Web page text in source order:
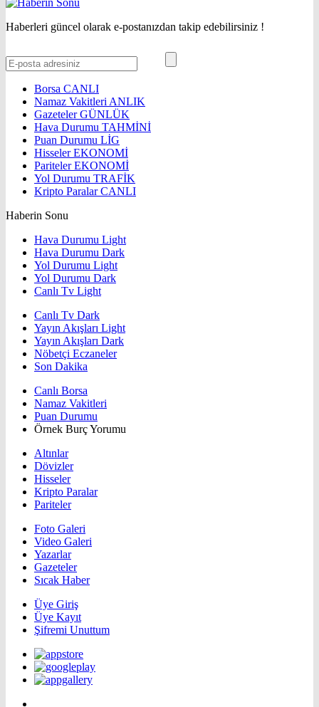
Haberleri güncel olarak e-postanızdan takip edebilirsiniz !
Borsa CANLI
Namaz Vakitleri ANLIK
GazetelerGÜNLÜK
Hava Durumu TAHMİNİ
Puan Durumu LİG
HisselerEKONOMİ
ParitelerEKONOMİ
Yol Durumu TRAFİK
Kripto ParalarCANLI
Haberin Sonu
Hava Durumu Light
Hava Durumu Dark
Yol Durumu Light
Yol Durumu Dark
Canlı Tv Light
Canlı Tv Dark
Yayın Akışları Light
Yayın Akışları Dark
Nöbetçi Eczaneler
Son Dakika
Canlı Borsa
Namaz Vakitleri
Puan Durumu
Örnek Burç Yorumu
Altınlar
Dövizler
Hisseler
Kripto Paralar
Pariteler
Foto Galeri
Video Galeri
Yazarlar
Gazeteler
Sıcak Haber
Üye Giriş
Üye Kayıt
Şifremi Unuttum